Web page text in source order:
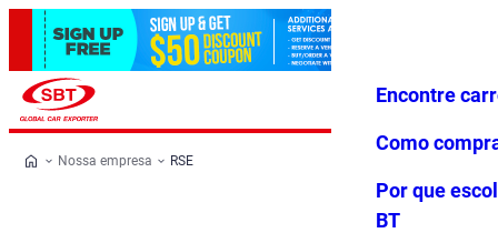
Favoritos Menu
Encontre
Como
Por que
BT
Nossa empresa RSE